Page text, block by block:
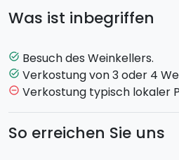
Traube bis hin zur Verpackung
Das Unternehmen produziert 4
Olivenöle extra vergine. Wählt
Verkostung von 3 Weinen:
Was ist inbegriffen
task_alt Besuch des Weinkellers.
task_alt Verkostung von 3 oder 4
remove_circle_outline Verkostung typisch lokaler
So erreichen Sie uns